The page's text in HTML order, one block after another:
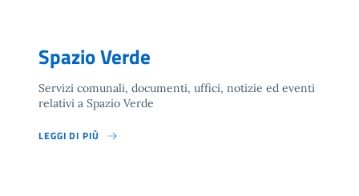
Spazio Verde
Servizi comunali, documenti, uffici, notizie ed eventi
relativi a Spazio Verde
LEGGI DI PIÙ